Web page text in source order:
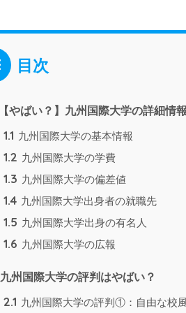
目次
【やばい？】九州国際大学の詳細情
1.1 九州国際大学の基本情報
1.2 九州国際大学の学費
1.3 九州国際大学の偏差値
1.4 九州国際大学出身者の就職先
1.5 九州国際大学出身の有名人
1.6 九州国際大学の広報
九州国際大学の評判はやばい？
2.1 九州国際大学の評判①：自由な校